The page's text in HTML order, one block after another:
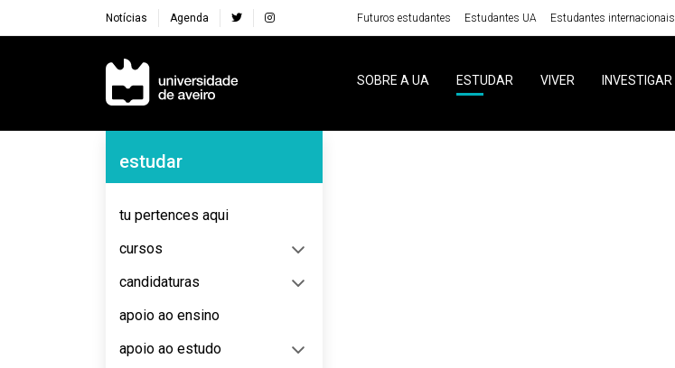
Notícias Agenda Futuros estudantes Estudantes UA Estudantes internacionais
Navegação Principal
SOBRE A UA ESTUDAR VIVER INVESTIGAR
Navegação Lateral
estudar
tu pertences aqui
cursos
candidaturas
apoio ao ensino
apoio ao estudo